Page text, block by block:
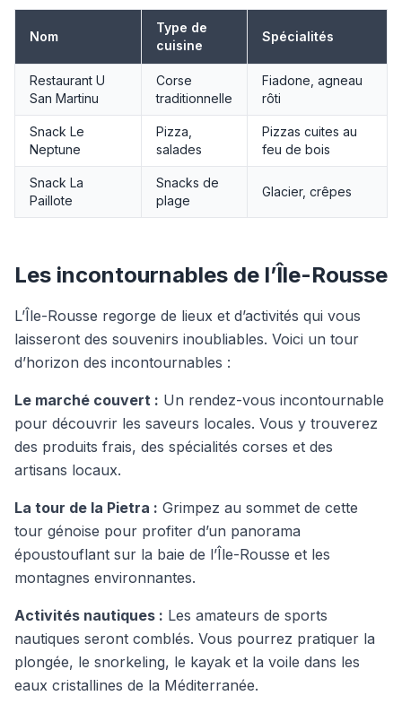
Nom
Type de
cuisine
Spécialités
Restaurant U
San Martinu
Corse
traditionnelle
Fiadone, agneau
rôti
Snack Le
Neptune
Pizza,
salades
Pizzas cuites au
feu de bois
Snack La
Paillote
Snacks de
plage
Glacier, crêpes
Les incontournables de l’Île-Rousse
L’Île-Rousse regorge de lieux et d’activités qui vous
laisseront des souvenirs inoubliables. Voici un tour
d’horizon des incontournables :
Le marché couvert : Un rendez-vous incontournable
pour découvrir les saveurs locales. Vous y trouverez
des produits frais, des spécialités corses et des
artisans locaux.
La tour de la Pietra : Grimpez au sommet de cette
tour génoise pour profiter d’un panorama
époustouflant sur la baie de l’Île-Rousse et les
montagnes environnantes.
Activités nautiques : Les amateurs de sports
nautiques seront comblés. Vous pourrez pratiquer la
plongée, le snorkeling, le kayak et la voile dans les
eaux cristallines de la Méditerranée.